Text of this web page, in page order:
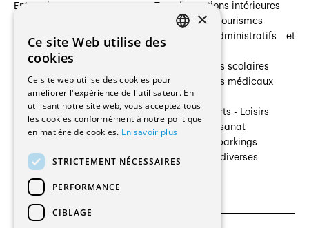
Entreprises
Architectes paysagistes
Architectes d'intérieur
Entreprises générales
Ingénieurs et mandataires
Fabricants / Fournisseurs
Régies immobilières
Gestion PPE
Transformations intérieures
Hôtelleries et tourismes
Bâtiments administratifs et
Établissements scolaires
Établissements médicaux
Villas
Cultures - Sports - Loisirs
Industrie - Artisanat
Transports et parkings
Constructions diverses
×
Ce site Web utilise des
cookies
Ce site web utilise des cookies pour
améliorer l'expérience de l'utilisateur. En
utilisant notre site web, vous acceptez tous
les cookies conformément à notre politique
en matière de cookies. En savoir plus
STRICTEMENT NÉCESSAIRES
PERFORMANCE
CIBLAGE